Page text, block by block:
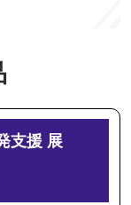
支援 展